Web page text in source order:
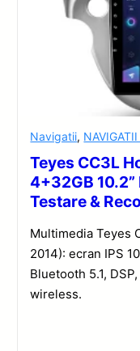
Navigatii,
Teyes CC3L
4+32GB
Testare &
Multimedia Teyes
2014): ecran IPS
Bluetooth 5.1,
wireless.